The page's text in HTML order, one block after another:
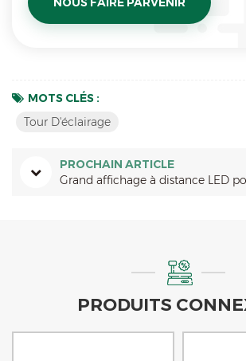
MOTS CLÉS :
Tour D'éclairage
PROCHAIN ARTICLE
Grand affichage à distance LED
PRODUITS